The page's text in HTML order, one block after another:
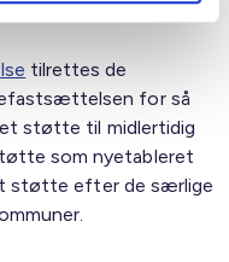
tilrettes de
for så
støtte til midlertidig
som nyetableret
støtte efter de særlige